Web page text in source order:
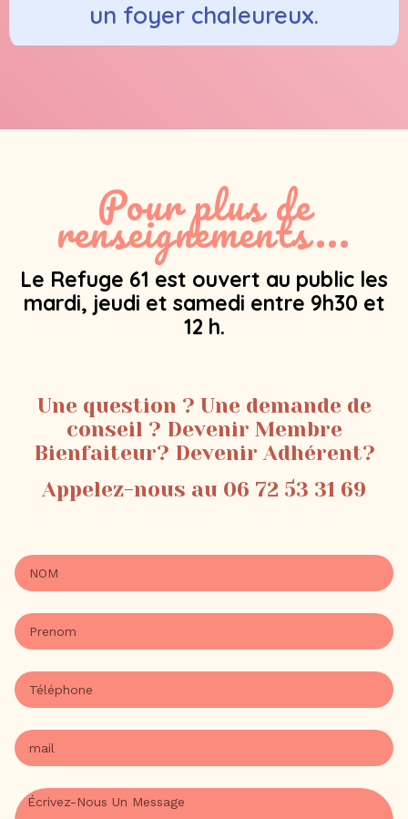
un foyer chaleureux.
Pour plus de
renseignements...
Le Refuge 61 est ouvert au public les
mardi, jeudi et samedi entre 9h30 et
12 h.
Une question ? Une demande de
conseil ? Devenir Membre
Bienfaiteur? Devenir Adhérent?
Appelez-nous au 06 72 53 31 69